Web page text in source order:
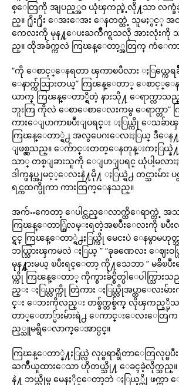
စ္ေတြကို အျပည့္အဝ ယုံၾကည္ခဲ့လို႔သာ လက္ခံခဲ့
ည္။ ႐ိုး႐ိုး ေအးေအး ေနတတ္တဲ့ သူမႏွင့္
ကေလးကို မုန႔္ေပးႀကိဳက္ရသလို အားလုံးကို
ည္။ ထိုအခ်က္ကလဲ ကြၽန္ေတာ့္အတြက္ ကံေ
“ကို ေစာင့္ေနရတာ ၾကာၿပီလား ႏြယ္ကေ
ေနာက္က်သြားတယ္” ကြၽန္ေတာ္ ေစာင့္ေန
ယာက္ ကြၽန္ေတာ္ရွိတဲ့ နားသို႔ ေရာက္လာသည္
ဘူးကြ ကိုလဲ ေစာေစာေလးကမွ ေရာက္တာ”
ကားေျပာကာၿပဳံးျပရင္း ႏြယ္ကို ေသခ်
ကြၽန္ေတာ္ရဲ႕ အလွပေဂးေလးႏြယ္ ဒီေန
ျဖစ္လွသည္။ ေက်ာင္းတတ္ေနတုန္းကႏြယ္နဲ႔
သာ္ တစ္ျခားသူကို ေျပာျပရင္ ယုံပါ့မလား
ဒါက္ဖနပ္အျမင့္ေလးနဲ႔မို႔ ႏြယ္ရဲ႕ တင္သားမ်ား ပ
ရင္ကထက္ပိုကာ ကားထြက္ေနသည္။
အက်ႌကေတာ့ ေပါင္လည္ေလာက္ထိေရာက္တဲ့ အသ
ကြၽန္ေတာ္စြဲလမ္းရတဲ့အၿပဳံးေလးကို ၿပဳံးလို
င္ရင္ ကြၽန္ေတာ္ရဲ႕ႏြယ္ကို မေငးပဲ ေနမွာမ
ဘယ္သြားၾကမလဲ ႏြယ္ ” “ခုခဏေလး ေဈးဝယ္
မုန႔္စားမယ္ ၿပီးရင္ေတာ့ ကို႔သေဘာ ” မခ်ိၿပဳံ
ယ္ကို ကြၽန္ေတာ္ ကိုက္စားခ်င္စိတ္ပါေပါက္သြာ
ည္း ႏြယ္လက္ကို တြဲကား ႏြယ္လိုအပ္တာေလးမ်
င္း ေဘးကိုလည္း တစ္ခ်က္တစ္ခ်က္ လိုၾကည့္မိ
တာ္ေတာ္မ်ားမ်ားရဲ႕ ေကာင္းေလးေတ
ည့္သူမရွိေလာက္ေအာင္ပင္။
ကြၽန္ေတာ္နဲ႔ႏြယ္လဲ လုပ္စရာရွိတာေတြလုပ္
ႀကိဳယူထားေသာ ဟိုတယ္သို႔ ေခၚခဲ့လိုက္သည္။
နဲ႔ ဘယ္လိုမွ မေနႏိုင္ေတာ့ဘဲ ႏြယ့္ကို ဖက္ကာ ေန